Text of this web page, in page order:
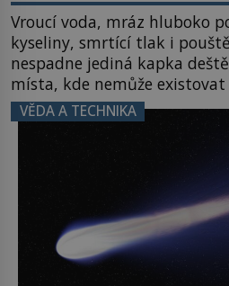
Vroucí voda, mráz hluboko
kyseliny, smrtící tlak i
nespadne jediná kapka
místa, kde nemůže existovat
právě tady vědci objevují
posouvají hranice života.
napovídá, kde bychom
VĚDA A TECHNIKA